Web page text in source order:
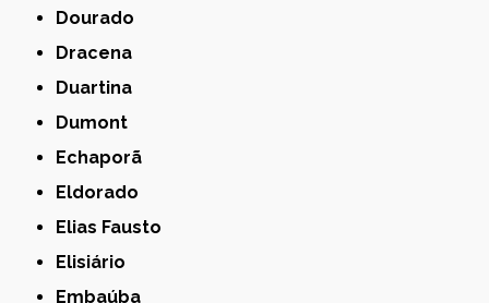
Dourado
Dracena
Duartina
Dumont
Echaporã
Eldorado
Elias Fausto
Elisiário
Embaúba